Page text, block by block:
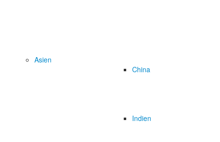
Asien
China
Indien